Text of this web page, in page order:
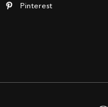
Pinterest